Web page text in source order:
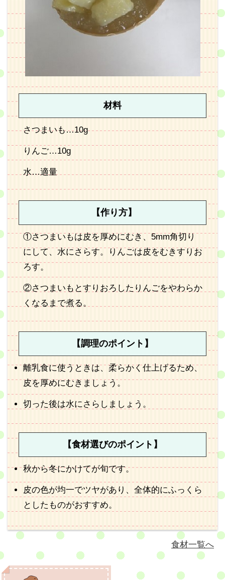
材料
さつまいも…10g
りんご…10g
水…適量
【作り方】
①さつまいもは皮を厚めにむき、5mm角切り
にして、水にさらす。りんごは皮をむきすりお
ろす。
②さつまいもとすりおろしたりんごをやわらか
くなるまで煮る。
【調理のポイント】
離乳食に使うときは、柔らかく仕上げるため、
皮を厚めにむきましょう。
切った後は水にさらしましょう。
【食材選びのポイント】
秋から冬にかけてが旬です。
皮の色が均一でツヤがあり、全体的にふっくら
としたものがおすすめ。
食材一覧へ